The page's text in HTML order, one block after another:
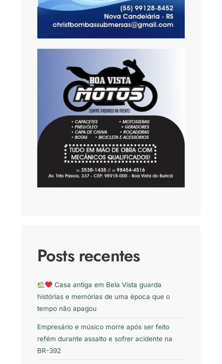
Posts recentes
Casa antiga em Bela Vista guarda
histórias e memórias de uma época que o
tempo não apagou
Empresário e músico morre após ser feito
refém durante assalto e sofrer acidente na
BR-392